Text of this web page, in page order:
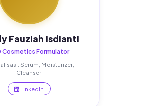
Fauziah Isdianti
Cosmetics Formulator
Serum, Moisturizer,
Cleanser
LinkedIn